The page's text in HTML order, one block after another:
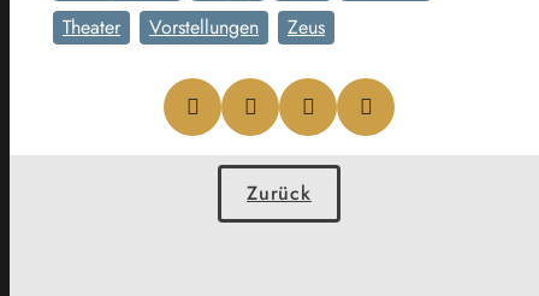
Theater
Vorstellungen Zeus
Zurück